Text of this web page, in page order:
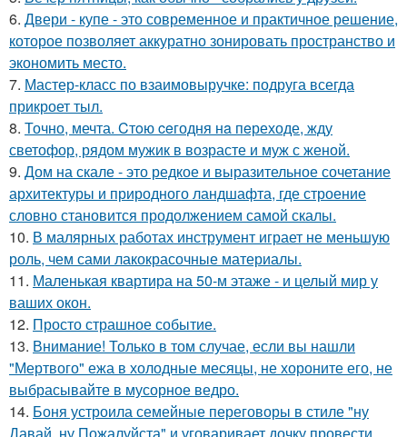
6. Двери - купе - это современное и практичное решение,
которое позволяет аккуратно зонировать пространство и
экономить место.
7. Мастер-класс по взаимовыручке: подруга всегда
прикроет тыл.
8. Точно, мечта. Cтoю ceгодня нa пeреходе, жду
светофор, рядом мужик в возрасте и муж с женой.
9. Дом на скале - это редкое и выразительное сочетание
архитектуры и природного ландшафта, где строение
словно становится продолжением самой скалы.
10. В малярных работах инструмент играет не меньшую
роль, чем сами лакокрасочные материалы.
11. Маленькая квартира на 50-м этаже - и целый мир у
ваших окон.
12. Просто страшное событие.
13. Внимание! Только в том случае, если вы нашли
"Мертвого" ежа в холодные месяцы, не хороните его, не
выбрасывайте в мусорное ведро.
14. Боня устроила семейные переговоры в стиле "ну